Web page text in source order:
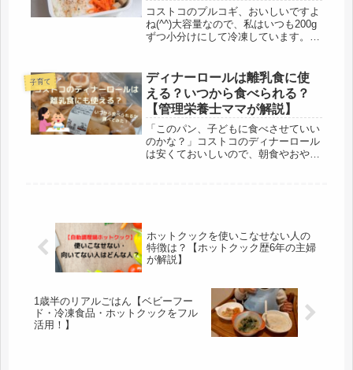
コストコのプルコギ、おいしいですよ
ね(^^)大容量なので、私はいつも200g
ずつ小分けにして冷凍しています。い
んと一緒に食べるのが好きです♪最近
は冷凍のままホットクックに入...
子育て
ディナーロールは離乳食に使
える？いつから食べられる？
【管理栄養士ママが解説】
「このパン、子どもに食べさせていい
のかな？」コストコのディナーロール
は安くておいしいので、朝食やおやつ
ホットクックを使いこなせない人の
特徴は？【ホットクック歴6年の主婦
が解説】
1歳半のリアルごはん【ベビーフー
ド・冷凍食品・ホットクックをフル
活用！】